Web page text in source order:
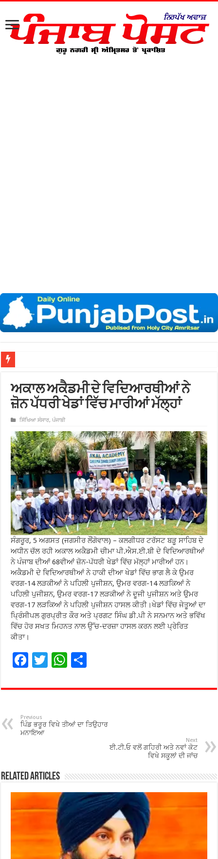
ਅਕਾਲ ਅਕੈਡਮੀ ਦੇ ਵਿਦਿਆਰਥੀਆਂ ਨੇ
ਜ਼ੋਨ ਪੱਧਰੀ ਖੇਡਾਂ ਵਿੱਚ ਮਾਰੀਆਂ ਮੱਲ੍ਹਾਂ
ਸਿੱਖਿਆ ਸੰਸਾਰ,ਪੰਜਾਬੀ
ਸੰਗਰੂਰ, 5 ਅਗਸਤ (ਜਗਸੀਰ ਲੌਂਗੋਵਾਲ) – ਕਲਗੀਧਰ ਟਰੱਸਟ ਬੜੂ ਸਾਹਿਬ ਦੇ
ਅਧੀਨ ਚੱਲ ਰਹੀ ਅਕਾਲ ਅਕੈਡਮੀ ਚੀਮਾ ਪੀ.ਐਸ.ਈ.ਬੀ ਦੇ ਵਿਦਿਆਰਥੀਆਂ
ਨੇ ਪੰਜਾਬ ਦੀਆਂ 68ਵੀਆਂ ਜ਼ੋਨ-ਪੱਧਰੀ ਖੇਡਾਂ ਵਿੱਚ ਮੱਲ੍ਹਾਂ ਮਾਰੀਆਂ ਹਨ।
ਅਕੈਡਮੀ ਦੇ ਵਿਦਿਆਰਥੀਆਂ ਨੇ ਹਾਕੀ ਦੀਆ ਖੇਡਾਂ ਵਿੱਚ ਭਾਗ ਲੈ ਕੇ ਉਮਰ
ਵਰਗ-14 ਲੜਕੀਆਂ ਨੇ ਪਹਿਲੀ ਪੁਜੀਸ਼ਨ, ਉਮਰ ਵਰਗ-14 ਲੜਕਿਆਂ ਨੇ
ਪਹਿਲੀ ਪੁਜੀਸ਼ਨ, ਉਮਰ ਵਰਗ-17 ਲੜਕੀਆਂ ਨੇ ਦੂਜੀ ਪੁਜੀਸ਼ਨ ਅਤੇ ਉਮਰ
ਵਰਗ-17 ਲੜਕਿਆਂ ਨੇ ਪਹਿਲੀ ਪੁਜੀਸ਼ਨ ਹਾਸਲ ਕੀਤੀ।ਖੇਡਾਂ ਵਿੱਚ ਜੇਤੂਆਂ ਦਾ
ਪ੍ਰਿੰਸੀਪਲ ਗੁਰਪ੍ਰੀਤ ਕੌਰ ਅਤੇ ਪ੍ਰਗਟ ਸਿੰਘ ਡੀ.ਪੀ ਨੇ ਸਨਮਾਨ ਅਤੇ ਭਵਿੱਖ
ਵਿੱਚ ਹੋਰ ਸਖਤ ਮਿਹਨਤ ਨਾਲ ਉੱਚ-ਦਰਜ਼ਾ ਹਾਸਲ ਕਰਨ ਲਈ ਪ੍ਰੇਰਿਤ
ਕੀਤਾ।
F
e
o
o
T
tt
W
at
p
ar
Previous
ਪਿੰਡ ਭਰੂਰ ਵਿਖੇ ਤੀਆਂ ਦਾ ਤਿਉਹਾਰ
ਮਨਾਇਆ
Next
ਈ.ਟੀ.ਓ ਵਲੋਂ ਗਹਿਰੀ ਅਤੇ ਨਵਾਂ ਕੋਟ
ਵਿਖੇ ਸਕੂਲਾਂ ਦੀ ਜਾਂਚ
Related Articles